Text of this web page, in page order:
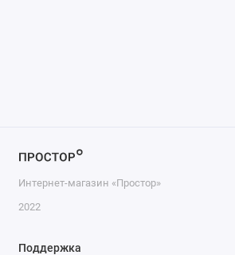
Интернет-магазин «Простор»
2022
Поддержка